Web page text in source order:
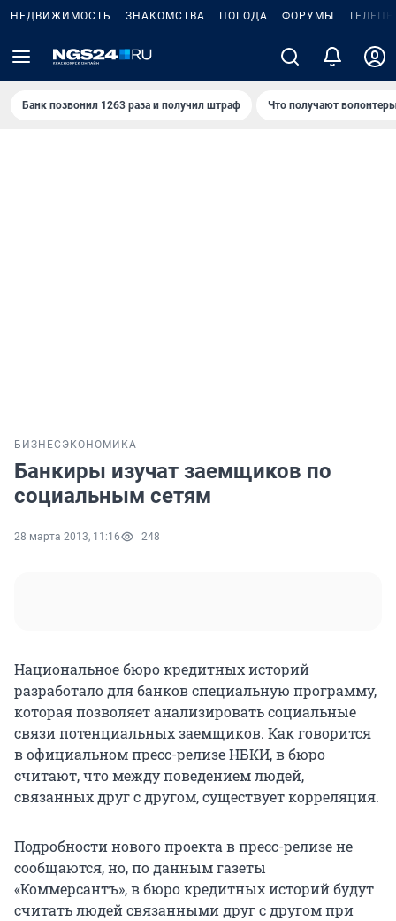
НЕДВИЖИМОСТЬ ЗНАКОМСТВА ПОГОДА ФОРУМЫ
Банк позвонил 1263 раза и получил штраф Что получают
БИЗНЕС ЭКОНОМИКА
Банкиры изучат заемщиков по
социальным сетям
28 марта 2013, 11:16 248
Национальное бюро кредитных историй
разработало для банков специальную программу,
которая позволяет анализировать социальные
связи потенциальных заемщиков. Как говорится
в официальном пресс-релизе НБКИ, в бюро
считают, что между поведением людей,
связанных друг с другом, существует корреляция.
Подробности нового проекта в пресс-релизе не
сообщаются, но, по данным газеты
«Коммерсантъ», в бюро кредитных историй будут
считать людей связанными друг с другом при